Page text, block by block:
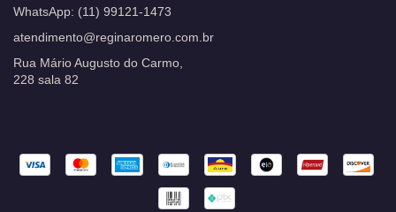
WhatsApp: (11) 99121-1473
atendimento@reginaromero.com.br
Rua Mário Augusto do Carmo,
228 sala 82